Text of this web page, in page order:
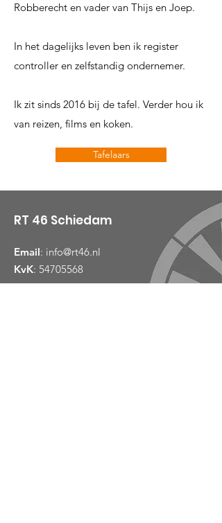
Robberecht en vader van Thijs en Joep.
In het dagelijks leven ben ik register
controller en zelfstandig ondernemer.
Ik zit sinds 2016 bij de tafel. Verder hou ik
van reizen, films en koken.
Tafelaars
RT 46 Schiedam
Email: info@rt46.nl
KvK: 54705568